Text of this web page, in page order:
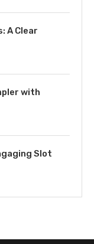
A Clear
with
Slot